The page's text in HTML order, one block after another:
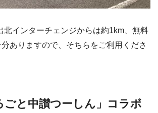
北インターチェンジからは約1km、無料
ありますので、そちらをご利用くださ
ごと中讃つーしん」コラボ